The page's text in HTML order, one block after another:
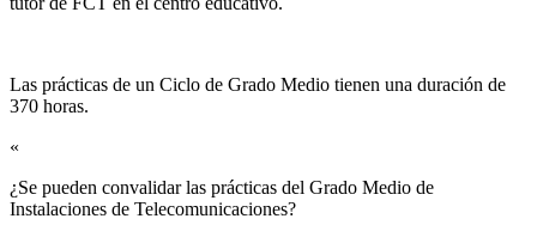
Las prácticas de un Ciclo de Grado Medio tienen una duración de
370 horas.
«
¿Se pueden convalidar las prácticas del Grado Medio de
Instalaciones de Telecomunicaciones?​